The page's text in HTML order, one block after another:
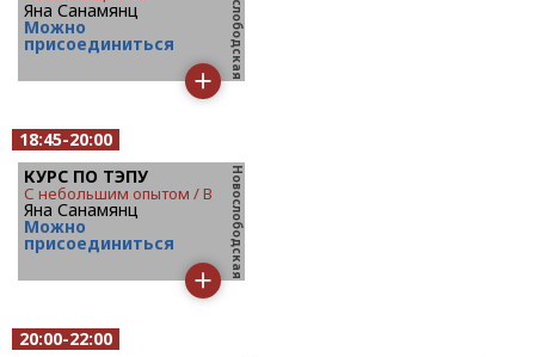
Яна Санамянц
Mожно
присоединиться
18:45-20:00
КУРС ПО ТЭПУ
с небольшим опытом / B
Яна Санамянц
Mожно
присоединиться
20:00-22:00